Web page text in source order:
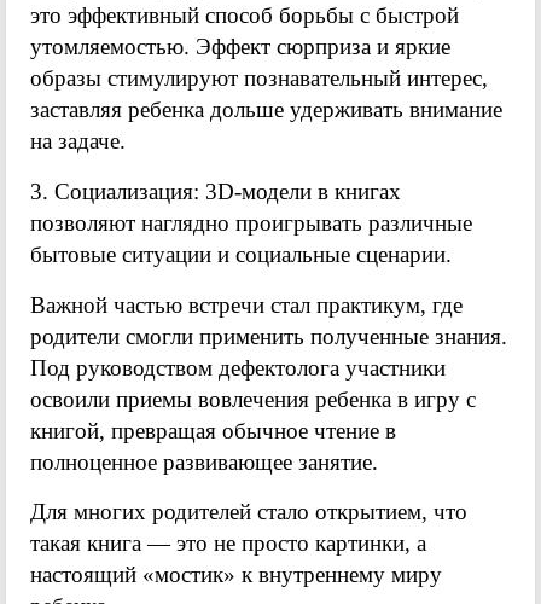
это эффективный способ борьбы с быстрой
утомляемостью. Эффект сюрприза и яркие
образы стимулируют познавательный интерес,
заставляя ребенка дольше удерживать внимание
на задаче.
3. Социализация: 3D-модели в книгах
позволяют наглядно проигрывать различные
бытовые ситуации и социальные сценарии.
Важной частью встречи стал практикум, где
родители смогли применить полученные знания.
Под руководством дефектолога участники
освоили приемы вовлечения ребенка в игру с
книгой, превращая обычное чтение в
полноценное развивающее занятие.
Для многих родителей стало открытием, что
такая книга — это не просто картинки, а
настоящий «мостик» к внутреннему миру